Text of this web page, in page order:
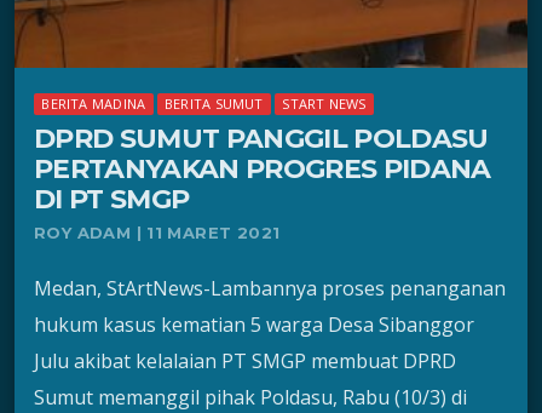
BERITA MADINA BERITA SUMUT START NEWS
DPRD SUMUT PANGGIL POLDASU
PERTANYAKAN PROGRES PIDANA
DI PT SMGP
ROY ADAM | 11 MARET 2021
Medan, StArtNews-Lambannya proses penanganan
hukum kasus kematian 5 warga Desa Sibanggor
Julu akibat kelalaian PT SMGP membuat DPRD
Sumut memanggil pihak Poldasu, Rabu (10/3) di